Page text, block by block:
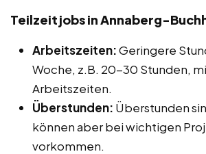
Teilzeitjobs in Annaberg-
Arbeitszeiten:Geringere
Woche, z.B. 20-30 Stunden,
Arbeitszeiten.
Überstunden: Überstunden
können aber bei wichtigen
vorkommen.